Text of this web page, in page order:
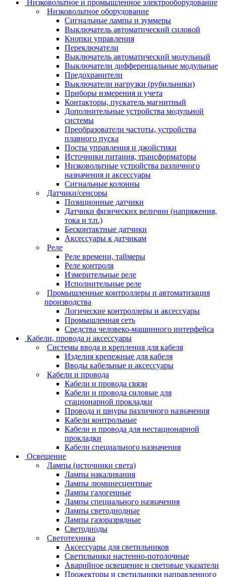
Низковольтное и промышленное электрооборудование
Низковольтное оборудование
Сигнальные лампы и зуммеры
Выключатель автоматический силовой
Кнопки управления
Переключатели
Выключатель автоматический модульный
Выключатели дифференцальные модульные
Предохранители
Выключатели нагрузки (рубильники)
Приборы измерения и учета
Контакторы, пускатель магнитный
Дополнительные устройства модульной
системы
Преобразователи частоты, устройства
плавного пуска
Посты управления и джойстики
Источники питания, трансформаторы
Низковольтные устройства различного
назначения и аксессуары
Сигнальные колонны
Датчики/сенсоры
Позиционные датчики
Датчики физических величин (напряжения,
тока и т.п.)
Бесконтактные датчики
Аксессуары к датчикам
Реле
Реле времени, таймеры
Реле контроля
Измерительные реле
Исполнительные реле
Промышленные контроллеры и автоматизация
производства
Логические контроллеры и аксессуары
Промышленная сеть
Средства человеко-машинного интерфейса
Кабели, провода и аксессуары
Системы ввода и крепления для кабеля
Изделия крепежные для кабеля
Вводы кабельные и аксессуары
Кабели и провода
Кабели и провода связи
Кабели и провода силовые для
стационарной прокладки
Провода и шнуры различного назначения
Кабели контрольные
Кабели и провода для нестационарной
прокладки
Кабели специального назначения
Освещение
Лампы (источники света)
Лампы накаливания
Лампы люминесцентные
Лампы галогенные
Лампы специального назначения
Лампы светодиодные
Лампы газоразрядные
Светодиоды
Светотехника
Аксессуары для светильников
Светильники настенно-потолочные
Аварийное освещение и световые указатели
Прожекторы и светильники направленного